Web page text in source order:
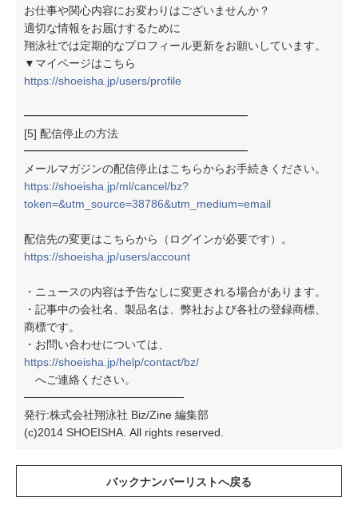
お仕事や関心内容にお変わりはございませんか？
適切な情報をお届けするために
翔泳社では定期的なプロフィール更新をお願いしています。
▼マイページはこちら
https://shoeisha.jp/users/profile
━━━━━━━━━━━━━━━━━━━━
[5] 配信停止の方法
━━━━━━━━━━━━━━━━━━━━
メールマガジンの配信停止はこちらからお手続きください。
https://shoeisha.jp/ml/cancel/bz?
token=&utm_source=38786&utm_medium=email
配信先の変更はこちらから（ログインが必要です）。
https://shoeisha.jp/users/account
・ニュースの内容は予告なしに変更される場合があります。
・記事中の会社名、製品名は、弊社および各社の登録商標、
商標です。
・お問い合わせについては、
https://shoeisha.jp/help/contact/bz/
へご連絡ください。
────────────────────
発行:株式会社翔泳社 Biz/Zine 編集部
(c)2014 SHOEISHA. All rights reserved.